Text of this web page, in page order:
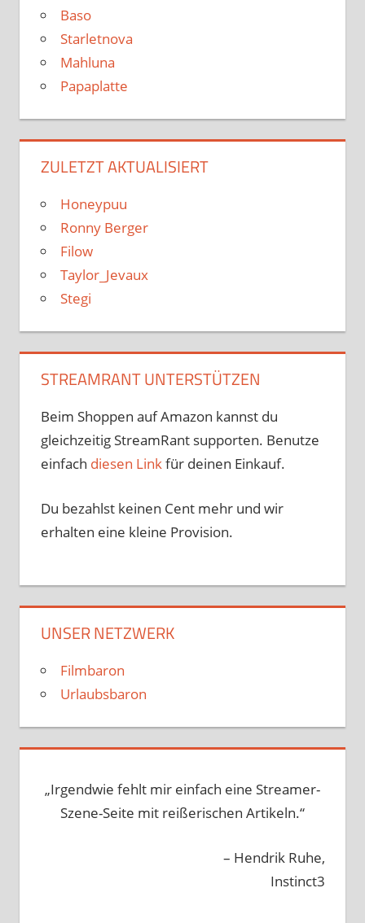
Baso
Starletnova
Mahluna
Papaplatte
ZULETZT AKTUALISIERT
Honeypuu
Ronny Berger
Filow
Taylor_Jevaux
Stegi
STREAMRANT UNTERSTÜTZEN
Beim Shoppen auf Amazon kannst du
gleichzeitig StreamRant supporten. Benutze
einfach diesen Linkfür deinen Einkauf.
Du bezahlst keinen Cent mehr und wir
erhalten eine kleine Provision.
UNSER NETZWERK
Filmbaron
Urlaubsbaron
„Irgendwie fehlt mir einfach eine Streamer-
Szene-Seite mit reißerischen Artikeln.“
– Hendrik Ruhe,
Instinct3